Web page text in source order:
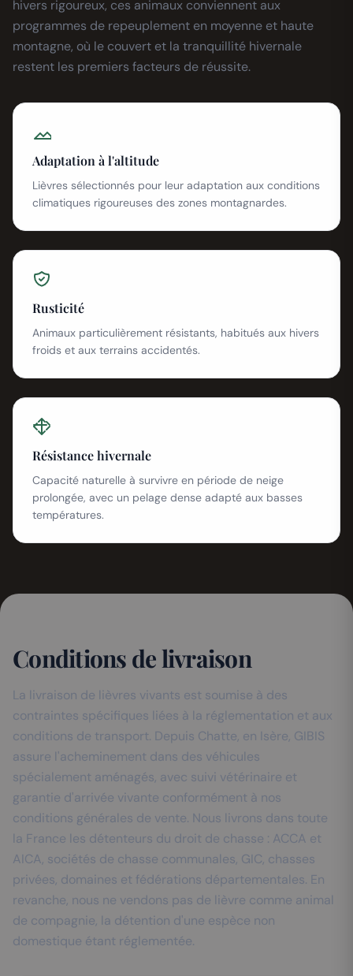
hivers rigoureux, ces animaux conviennent aux
programmes de repeuplement en moyenne et haute
montagne, où le couvert et la tranquillité hivernale
restent les premiers facteurs de réussite.
Adaptation à l'altitude
Lièvres sélectionnés pour leur adaptation aux conditions
climatiques rigoureuses des zones montagnardes.
Rusticité
Animaux particulièrement résistants, habitués aux hivers
froids et aux terrains accidentés.
Résistance hivernale
Capacité naturelle à survivre en période de neige
prolongée, avec un pelage dense adapté aux basses
températures.
Conditions de livraison
La livraison de lièvres vivants est soumise à des
contraintes spécifiques liées à la réglementation et aux
conditions de transport. Depuis Chatte, en Isère, GIBIS
assure l'acheminement dans des véhicules
spécialement aménagés, avec suivi vétérinaire et
garantie d'arrivée vivante conformément à nos
conditions générales de vente. Nous livrons dans toute
la France les détenteurs du droit de chasse : ACCA et
AICA, sociétés de chasse communales, GIC, chasses
privées, domaines et fédérations départementales. En
revanche, nous ne vendons pas de lièvre comme animal
de compagnie, la détention d'une espèce non
domestique étant réglementée.